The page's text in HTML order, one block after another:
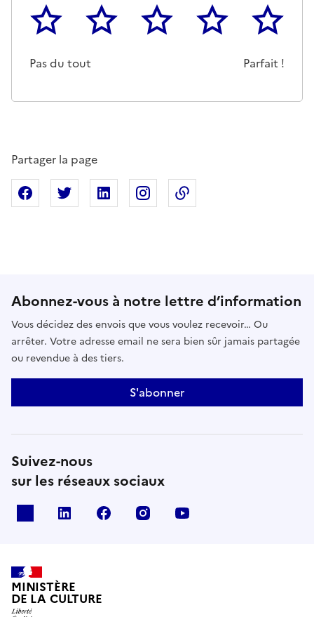
1
Pas du tout
2 3 4 5
Parfait !
Partager la page
Partager sur Facebook
Partager sur XPartager sur Linkedin
Partager sur Instagram
Abonnez-vous à notre lettre d’information
Vous décidez des envois que vous voulez recevoir… Ou
arrêter. Votre adresse email ne sera bien sûr jamais partagée
ou revendue à des tiers.
S'abonner
Suivez-nous
sur les réseaux sociaux
linkedin facebook instagram
MINISTÈRE
DE LA CULTURE